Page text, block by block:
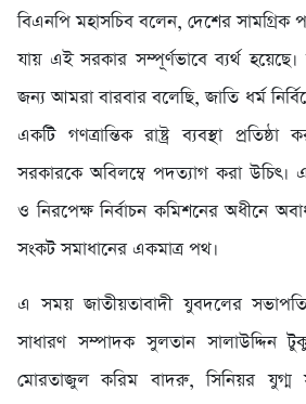
বিএনপি মহাসচিব বলেন, দেশের সামগ্রিক
যায় এই সরকার সম্পূর্ণভাবে ব্যর্থ
জন্য আমরা বারবার বলেছি, জাতি ধর্ম
একটি গণত্রান্তিক রাষ্ট্র ব্যবস্থা
সরকারকে অবিলম্বে পদত্যাগ করা উচিৎ।
ও নিরপেক্ষ নির্বাচন কমিশনের অধীনে
সংকট সমাধানের একমাত্র পথ।
এ সময় জাতীয়তাবাদী যুবদলের
সাধারণ সম্পাদক সুলতান সালাউদ্দিন
মোরতাজুল করিম বাদরু, সিনিয়র যুগ্ম